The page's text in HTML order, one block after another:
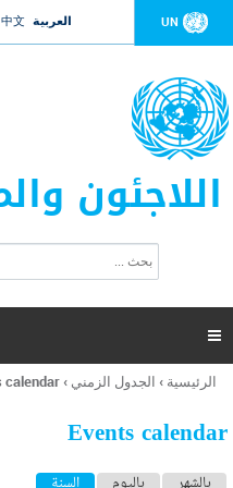
UN العربية 中文
اللاجئون
ت
ر
ل
ح
ب

أنت
هنا
الرئيسية › الجدول الزمني ›
calendar
Events calendar